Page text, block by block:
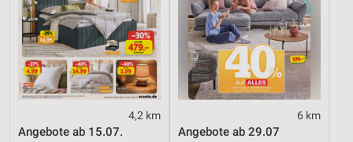
4,2 km
Angebote ab 15.07.
6 km
Angebote ab 29.07